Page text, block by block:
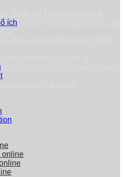
"Thiết Kế Đồ Họa và Nghệ
Thiết Kế" - Hoàn toàn miễn phí
tuyển sinh K48A ngành Thiết
nghề nghiệp nhiều lối đi
tuyển sinh K48A chuyên ngành
trong thiết kế bao bì
online
ích